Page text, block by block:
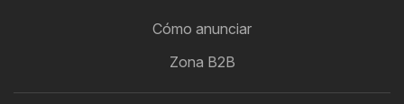
Cómo anunciar
Zona B2B